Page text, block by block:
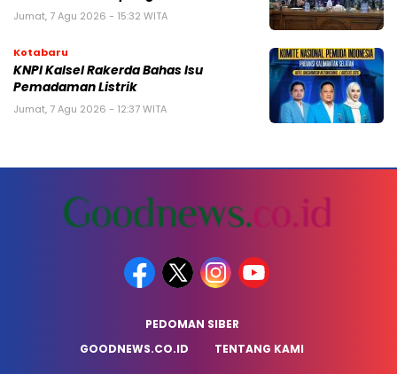
Jumat, 7 Agu 2026 - 15:32 WITA
Kotabaru
KNPI Kalsel Rakerda Bahas Isu
Pemadaman Listrik
Jumat, 7 Agu 2026 - 12:37 WITA
PEDOMAN SIBER
GOODNEWS.CO.ID
TENTANG KAMI